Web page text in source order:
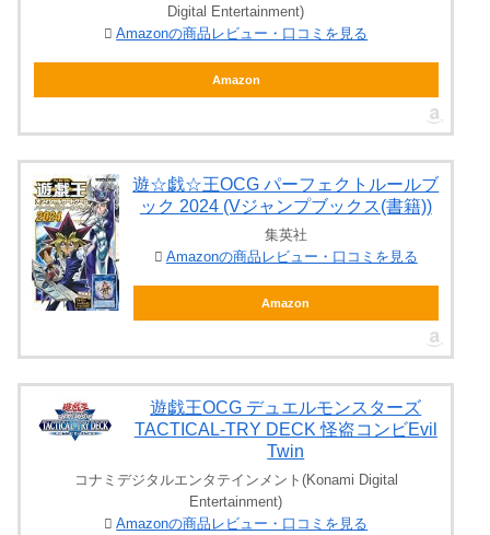
Digital Entertainment)
Amazonの商品レビュー・口コミを見る
Amazon
遊☆戯☆王OCG パーフェクトルールブ
ック 2024 (Vジャンプブックス(書籍))
集英社
Amazonの商品レビュー・口コミを見る
Amazon
遊戯王OCG デュエルモンスターズ
TACTICAL-TRY DECK 怪盗コンビEvil
Twin
コナミデジタルエンタテインメント(Konami Digital
Entertainment)
Amazonの商品レビュー・口コミを見る